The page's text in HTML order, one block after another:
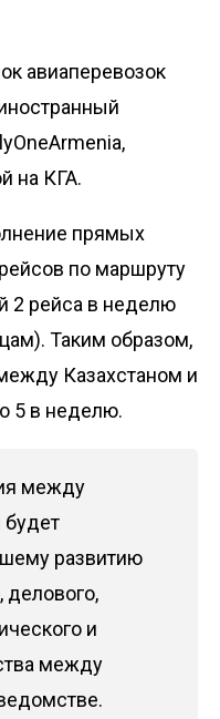
авиаперевозок
на КГА.
прямых
по маршруту
2 рейса в неделю
Таким образом,
Казахстаном и
5 в неделю.
между
будет
развитию
делового,
и
между